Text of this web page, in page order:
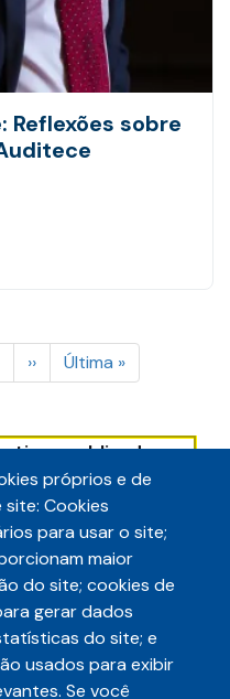
Reflexões sobre
Próxima
página
››
Última
página
Última »
publicados
dos
refletem a
próprios e de
Cookies
para usar o site;
maior
do site; cookies de
gerar dados
do site; e
usados para exibir
Se você